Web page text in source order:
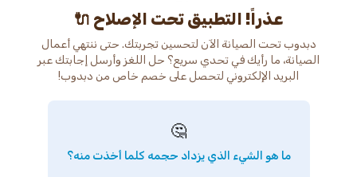
عذراً! التطبيق تحت الإصلاح 🔌
دبدوب تحت الصيانة الآن لتحسين تجربتك. حتى ننتهي أعمال
الصيانة، ما رأيك في تحدي سريع؟ حل اللغز وأرسل إجابتك عبر
البريد الإلكتروني لتحصل على خصم خاص من دبدوب!
🤔
ما هو الشيء الذي يزداد حجمه كلما أخذت منه؟